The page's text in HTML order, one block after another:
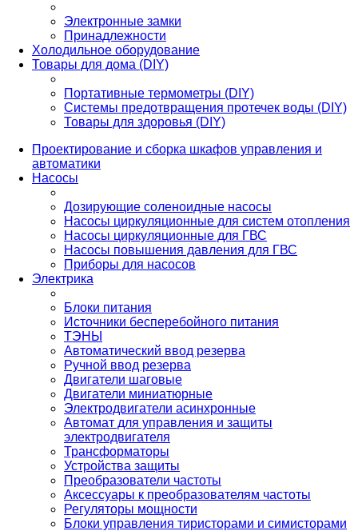
Электронные замки
Принадлежности
Холодильное оборудование
Товары для дома (DIY)
Портативные термометры (DIY)
Системы предотвращения протечек воды (DIY)
Товары для здоровья (DIY)
Проектирование и сборка шкафов управления и
автоматики
Насосы
Дозирующие соленоидные насосы
Насосы циркуляционные для систем отопления
Насосы циркуляционные для ГВС
Насосы повышения давления для ГВС
Приборы для насосов
Электрика
Блоки питания
Источники бесперебойного питания
ТЭНЫ
Автоматический ввод резерва
Ручной ввод резерва
Двигатели шаговые
Двигатели миниатюрные
Электродвигатели асинхронные
Автомат для управления и защиты
электродвигателя
Трансформаторы
Устройства защиты
Преобразователи частоты
Аксессуары к преобразователям частоты
Регуляторы мощности
Блоки управления тиристорами и симисторами